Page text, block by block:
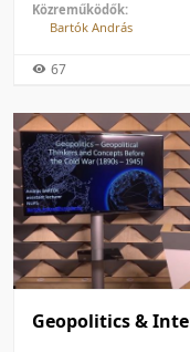
Közreműködők:
Bartók András
67
Geopolitics &